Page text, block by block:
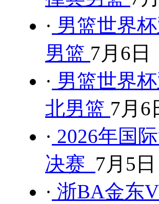
· 男篮世界
男篮 7月6日
· 男篮世界
北男篮 7月6
· 2026年国
决赛 7月5日
· 浙BA金东